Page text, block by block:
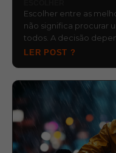
Escolher entre as
não significa procurar
todos. A decisão
LER POST ?